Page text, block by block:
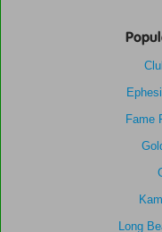
Fame
Long